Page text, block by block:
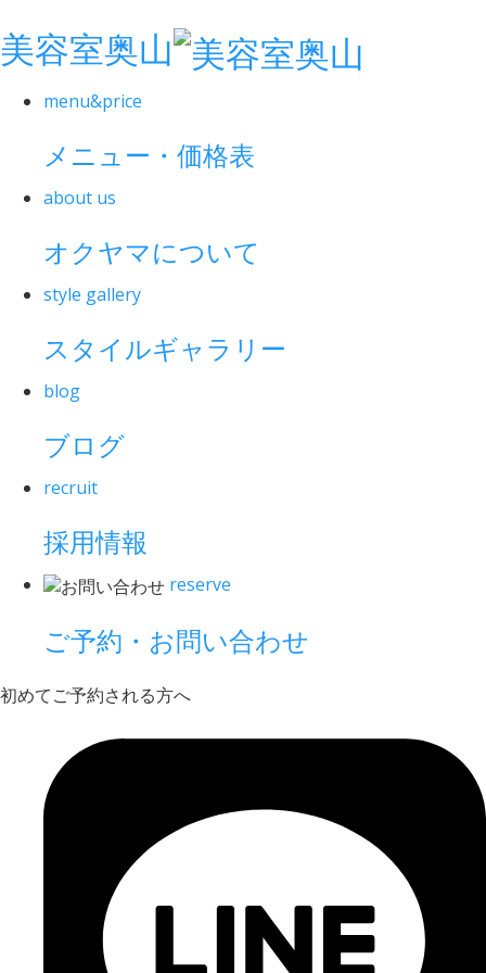
美容室奥山
menu&price
メニュー・価格表
about us
オクヤマについて
style gallery
スタイルギャラリー
blog
ブログ
recruit
採用情報
reserve
ご予約・お問い合わせ
初めてご予約される方へ